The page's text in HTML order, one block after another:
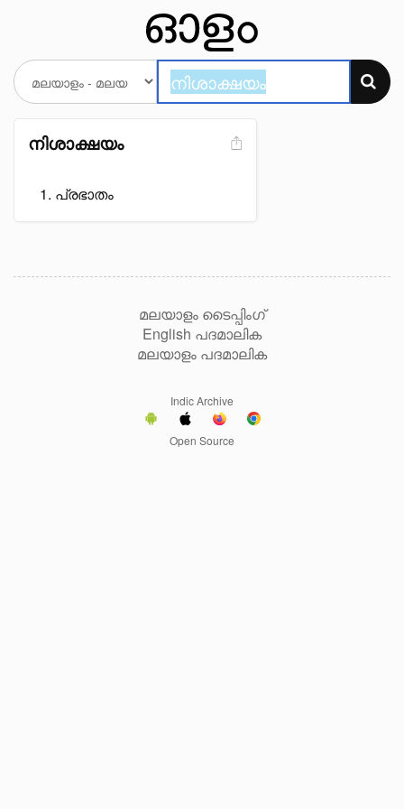
നിശാക്ഷയം
പ്രഭാതം
മലയാളം ടൈപ്പിംഗ്
English പദമാലിക
മലയാളം പദമാലിക
Indic Archive
Open Source